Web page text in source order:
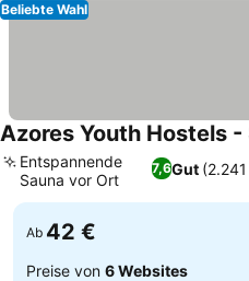
Beliebte Wahl
Azores Youth Hostels -
7,6Gut
Entspannende
Sauna vor Ort
Ab 42 €
Preise von 6 Websites